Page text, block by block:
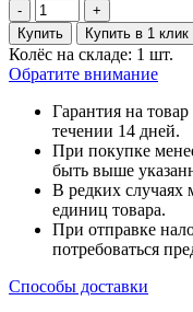
-
+
Купить
Купить в 1 клик
Колёс на складе: 1 шт.
Обратите внимание
Гарантия на товар
течении 14 дней.
При покупке
быть выше
В редких случаях
единиц товара.
При отправке
потребоваться
Способы доставки